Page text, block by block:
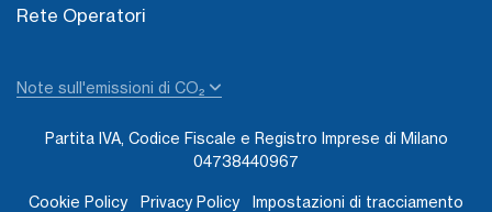
Rete Operatori
Note sull'emissioni di CO₂
Partita IVA, Codice Fiscale e Registro Imprese di Milano
04738440967
Cookie Policy Privacy Policy Impostazioni di tracciamento